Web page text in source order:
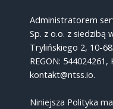
Administratorem
Sp. z o.o. z siedzibą
Trylińskiego 2, 10-
REGON:
kontakt@ntss.io.
Niniejsza Polityka